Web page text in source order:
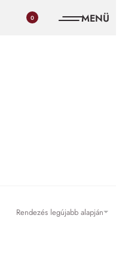
0
Rendezés legújabb alapján